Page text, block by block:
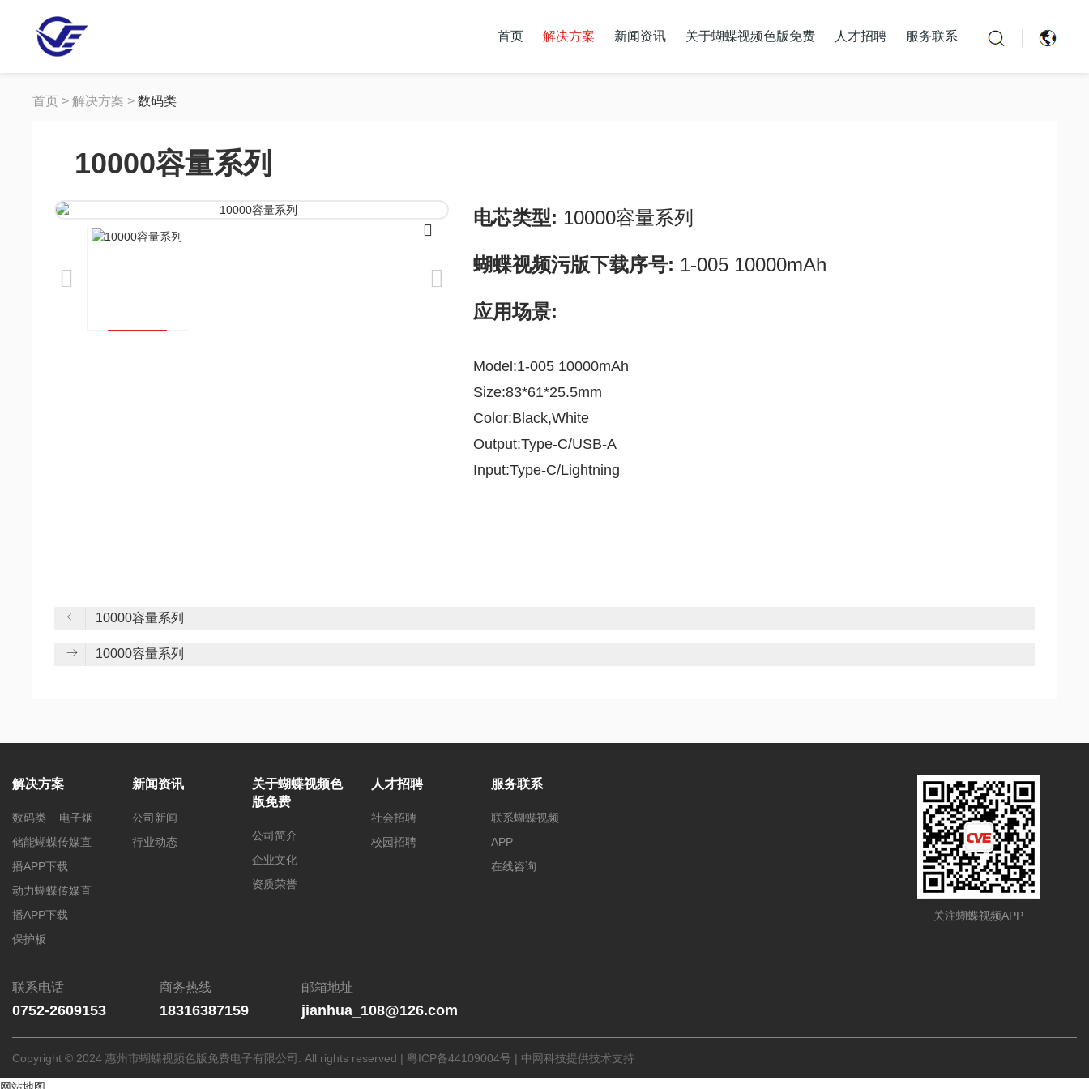
首页 解决方案 新闻资讯 关于蝴蝶视频色版免费 人才招聘 服务联系
首页 > 解决方案 >数码类
10000容量系列
电芯类型: 10000容量系列
蝴蝶视频污版下载序号: 1-005 10000mAh
应用场景:
Model:1-005 10000mAh
Size:83*61*25.5mm
Color:Black,White
Output:Type-C/USB-A
Input:Type-C/Lightning
10000容量系列
10000容量系列
解决方案
数码类
电子烟
储能蝴蝶传媒直
播APP下载
动力蝴蝶传媒直
播APP下载
保护板
新闻资讯
公司新闻
行业动态
关于蝴蝶视频色
版免费
公司简介
企业文化
资质荣誉
人才招聘
社会招聘
校园招聘
服务联系
联系蝴蝶视频
APP
在线咨询
关注蝴蝶视频APP
联系电话
0752-2609153
商务热线
18316387159
邮箱地址
jianhua_108@126.com
Copyright © 2024 惠州市蝴蝶视频色版免费电子有限公司. All rights reserved | 粤ICP备44109004号 | 中网科技提供技术支持